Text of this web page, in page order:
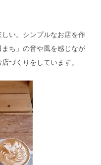
い。シンプルなお店を作
ち」の音や風を感じなが
づくりをしています。